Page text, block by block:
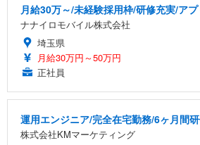
月給30万～/未経験採用枠/研修充実/ア
ナナイロモバイル株式会社
埼玉県
月給30万円～50万円
正社員
運用エンジニア/完全在宅勤務/6ヶ月間
株式会社KMマーケティング